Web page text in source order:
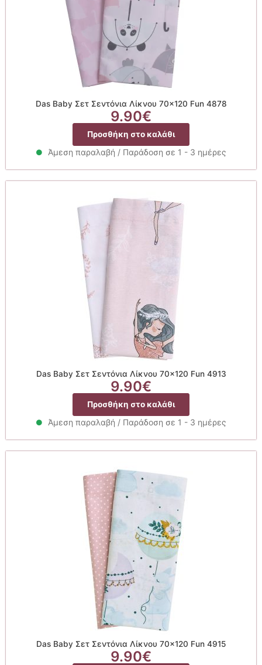
Das Baby Σετ Σεντόνια Λίκνου 70×120 Fun 4878
9.90€
Προσθήκη στο καλάθι
Άμεση παραλαβή / Παράδοση σε 1 - 3 ημέρες
Das Baby Σετ Σεντόνια Λίκνου 70×120 Fun 4913
9.90€
Προσθήκη στο καλάθι
Άμεση παραλαβή / Παράδοση σε 1 - 3 ημέρες
Das Baby Σετ Σεντόνια Λίκνου 70×120 Fun 4915
9.90€